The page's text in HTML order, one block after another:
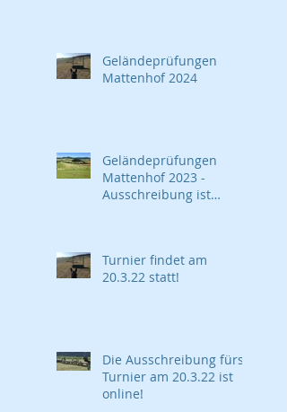
Geländeprüfungen
Mattenhof 2024
Geländeprüfungen
Mattenhof 2023 -
Ausschreibung ist
Turnier findet am
20.3.22 statt!
Die Ausschreibung fürs
Turnier am 20.3.22 ist
online!